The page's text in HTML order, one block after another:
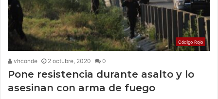
Código Rojo
vhconde 2 octubre, 2020 0
Pone resistencia durante asalto y lo
asesinan con arma de fuego